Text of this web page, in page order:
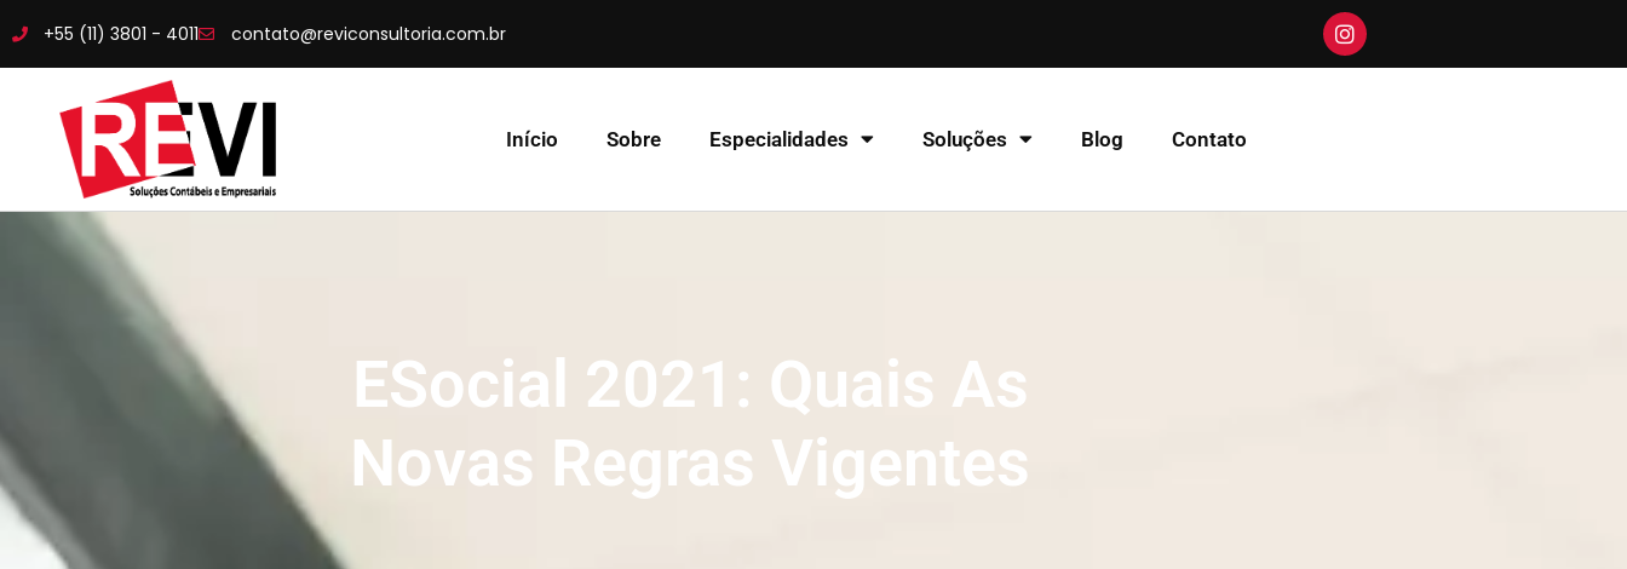
+55 (11) 3801 - 4011 contato@reviconsultoria.com.br
Início Sobre Especialidades Soluções Blog Contato
ESocial 2021: Quais As
Novas Regras Vigentes